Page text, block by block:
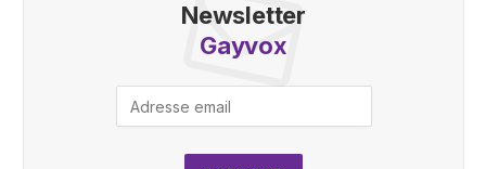
Newsletter
Gayvox